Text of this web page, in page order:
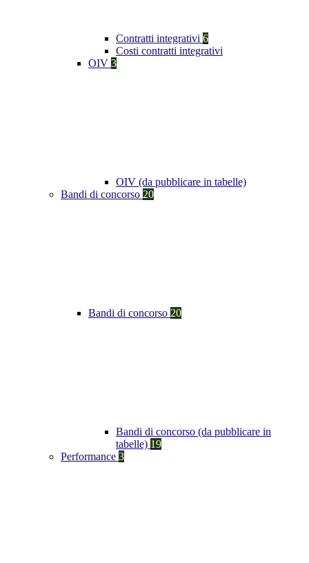
Contratti integrativi 6
Costi contratti integrativi
OIV 3
OIV (da pubblicare in tabelle)
Bandi di concorso 20
Bandi di concorso 20
Bandi di concorso (da pubblicare in
tabelle) 19
Performance 3